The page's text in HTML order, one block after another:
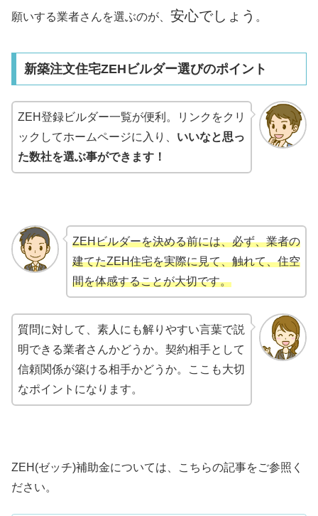
願いする業者さんを選ぶのが、 安心でしょう 。
新築注文住宅ZEHビルダー選びのポイント
ZEH登録ビルダー一覧が便利。リンクをクリ
ックしてホームページに入り、 いいなと思っ
た数社を選ぶ事ができます！
ZEHビルダーを決める前には、必ず、業者の
建てたZEH住宅を実際に見て、触れて、住空
間を体感することが大切です。
質問に対して、素人にも解りやすい言葉で説
明できる業者さんかどうか。 契約相手として
信頼関係が築ける相手かどうか。ここも大切
なポイントになります。
ZEH(ゼッチ)補助金については、こちらの記事をご参照く
ださい。